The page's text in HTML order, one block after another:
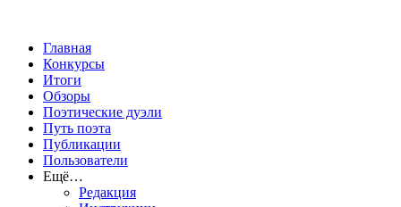
Главная
Конкурсы
Итоги
Обзоры
Поэтические дуэли
Путь поэта
Публикации
Пользователи
Ещё…
Редакция